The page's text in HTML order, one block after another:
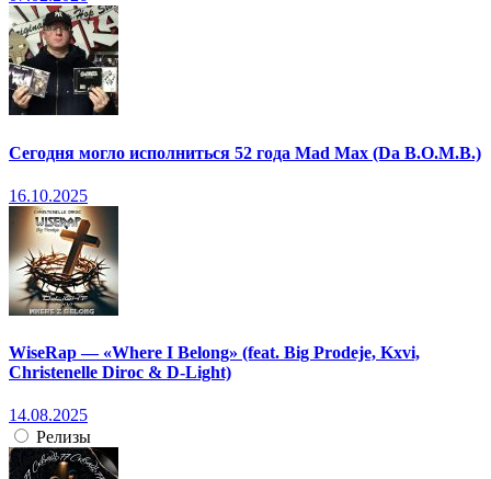
Сегодня могло исполниться 52 года Mad Max (Da B.O.M.B.)
16.10.2025
WiseRap — «Where I Belong» (feat. Big Prodeje, Kxvi,
Christenelle Diroc & D-Light)
14.08.2025
Релизы